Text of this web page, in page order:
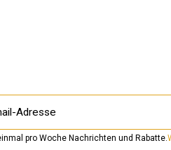
pro Woche Nachrichten und Rabatte.